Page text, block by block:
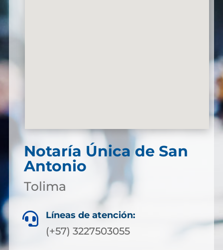
Notaría Única de San
Antonio
Tolima
 Líneas de atención:
(+57) 3227503055